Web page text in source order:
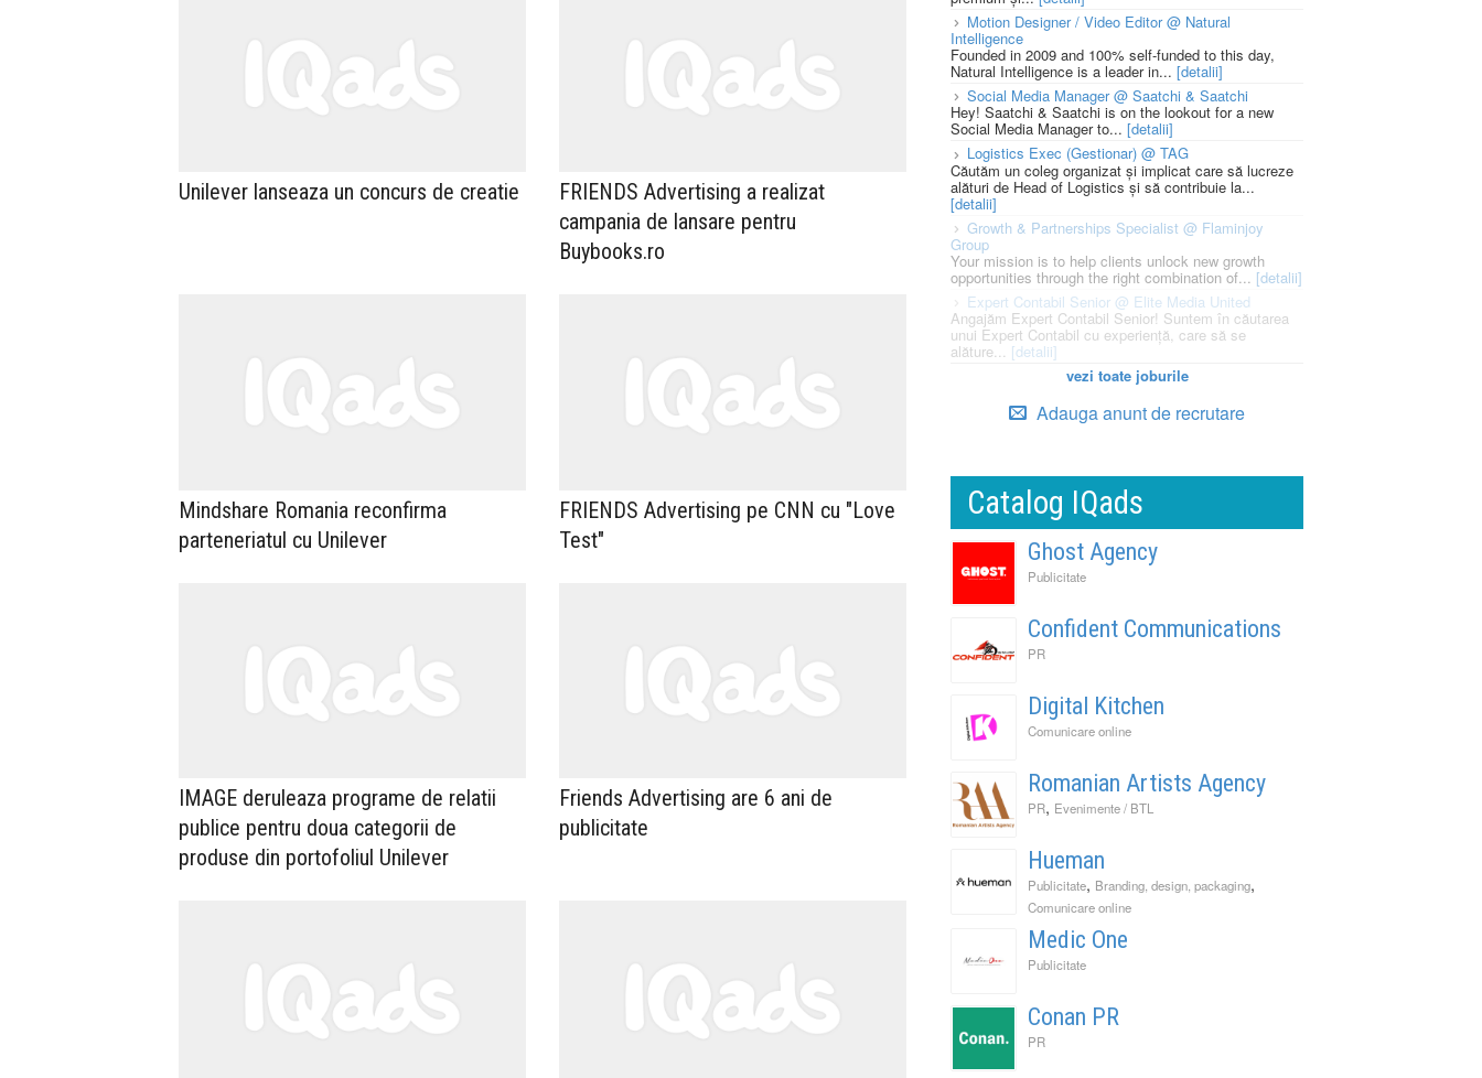
Unilever lanseaza un concurs de creatie
FRIENDS Advertising a realizat
campania de lansare pentru
Buybooks.ro
Mindshare Romania reconfirma
parteneriatul cu Unilever
FRIENDS Advertising pe CNN cu "Love
Test"
IMAGE deruleaza programe de relatii
publice pentru doua categorii de
produse din portofoliul Unilever
Friends Advertising are 6 ani de
publicitate
Motion Designer / Video Editor @ Natural
Intelligence
Founded in 2009 and 100% self-funded to this day,
Natural Intelligence is a leader in... [detalii]
Social Media Manager @ Saatchi & Saatchi
Hey! Saatchi & Saatchi is on the lookout for a new
Social Media Manager to... [detalii]
Logistics Exec (Gestionar) @ TAG
Căutăm un coleg organizat și implicat care să lucreze
alături de Head of Logistics și să contribuie la...
[detalii]
Growth & Partnerships Specialist @ Flaminjoy
Group
Your mission is to help clients unlock new growth
opportunities through the right combination of... [detalii]
Expert Contabil Senior @ Elite Media United
Angajăm Expert Contabil Senior! Suntem în căutarea
unui Expert Contabil cu experiență, care să se
alăture... [detalii]
vezi toate joburile
Adauga anunt de recrutare
Catalog IQads
Ghost Agency
Publicitate
Confident Communications
PR
Digital Kitchen
Comunicare online
Romanian Artists Agency
PR, Evenimente / BTL
Hueman
Publicitate, Branding, design, packaging,
Comunicare online
Medic One
Publicitate
Conan PR
PR